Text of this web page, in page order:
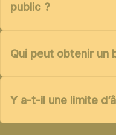
public ?
Qui peut obtenir un
Y a-t-il une limite